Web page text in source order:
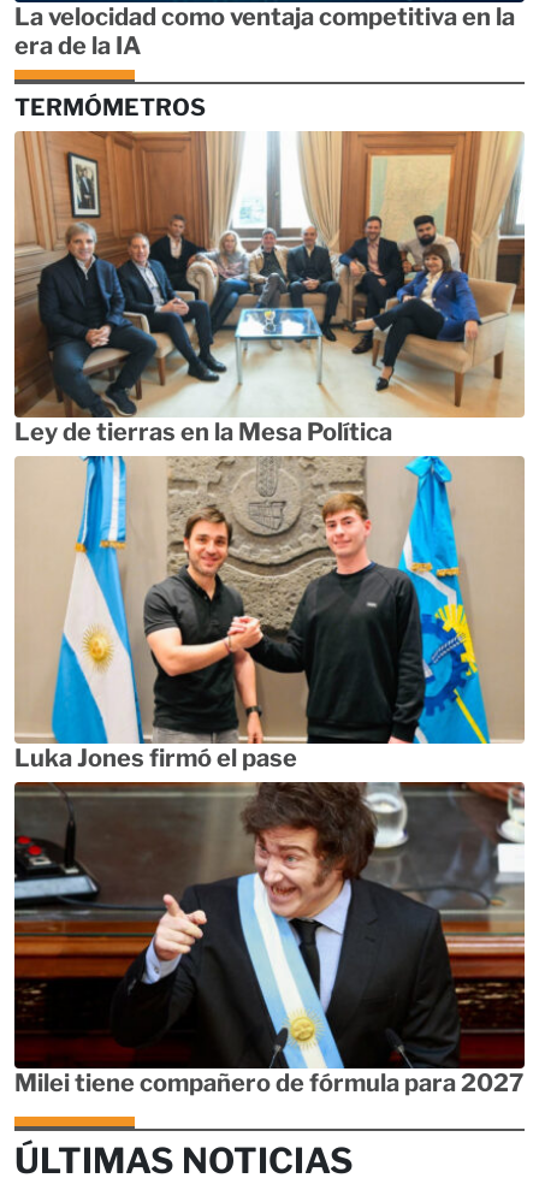
La velocidad como ventaja competitiva en la
era de la IA
TERMÓMETROS
Ley de tierras en la Mesa Política
Luka Jones firmó el pase
Milei tiene compañero de fórmula para 2027
ÚLTIMAS NOTICIAS